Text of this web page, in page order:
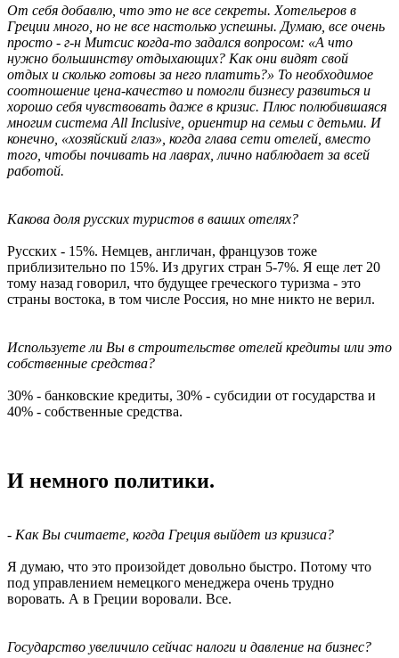
От себя добавлю, что это не все секреты. Хотельеров в
Греции много, но не все настолько успешны. Думаю, все очень
просто - г-н Митсис когда-то задался вопросом: «А что
нужно большинству отдыхающих? Как они видят свой
отдых и сколько готовы за него платить?» То необходимое
соотношение цена-качество и помогли бизнесу развиться и
хорошо себя чувствовать даже в кризис. Плюс полюбившаяся
многим система All Inclusive, ориентир на семьи с детьми. И
конечно, «хозяйский глаз», когда глава сети отелей, вместо
того, чтобы почивать на лаврах, лично наблюдает за всей
работой.
Какова доля русских туристов в ваших отелях?
Русских - 15%. Немцев, англичан, французов тоже
приблизительно по 15%. Из других стран 5-7%. Я еще лет 20
тому назад говорил, что будущее греческого туризма - это
страны востока, в том числе Россия, но мне никто не верил.
Используете ли Вы в строительстве отелей кредиты или это
собственные средства?
30% - банковские кредиты, 30% - субсидии от государства и
40% - собственные средства.
И немного политики.
- Как Вы считаете, когда Греция выйдет из кризиса?
Я думаю, что это произойдет довольно быстро. Потому что
под управлением немецкого менеджера очень трудно
воровать. А в Греции воровали. Все.
Государство увеличило сейчас налоги и давление на бизнес?